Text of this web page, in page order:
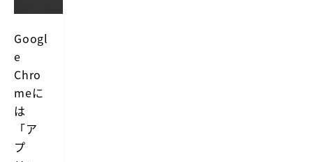
Googl
e
Chro
meに
は
「ア
プ